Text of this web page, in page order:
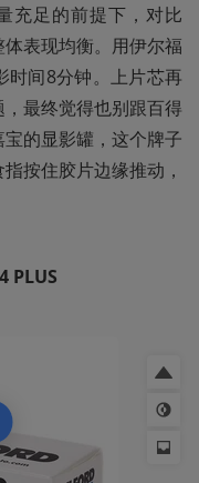
充足的前提下，对比
表现均衡。用伊尔福
时间8分钟。上片芯再
最终觉得也别跟百得
的显影罐，这个牌子
按住胶片边缘推动，
PLUS